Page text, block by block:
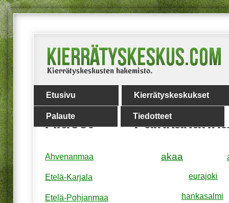
Etusivu Kierrätyskeskukset
Palaute Tiedotteet
akaa
eurajoki
hankasalmi
Alueet
Ahvenanmaa
Etelä-Karjala
Etelä-Pohjanmaa